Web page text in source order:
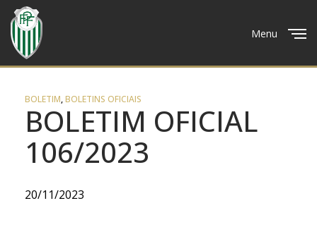
Menu
BOLETIM,BOLETINS OFICIAIS
BOLETIM OFICIAL
106/2023
20/11/2023